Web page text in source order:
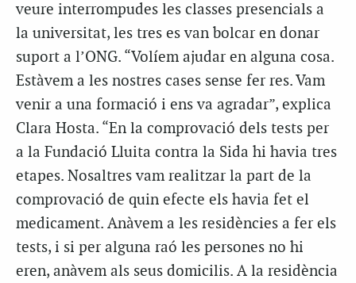
veure interrompudes les classes presencials a
la universitat, les tres es van bolcar en donar
suport a l’ONG. “Volíem ajudar en alguna cosa.
Estàvem a les nostres cases sense fer res. Vam
venir a una formació i ens va agradar”, explica
Clara Hosta. “En la comprovació dels tests per
a la Fundació Lluita contra la Sida hi havia tres
etapes. Nosaltres vam realitzar la part de la
comprovació de quin efecte els havia fet el
medicament. Anàvem a les residències a fer els
tests, i si per alguna raó les persones no hi
eren, anàvem als seus domicilis. A la residència